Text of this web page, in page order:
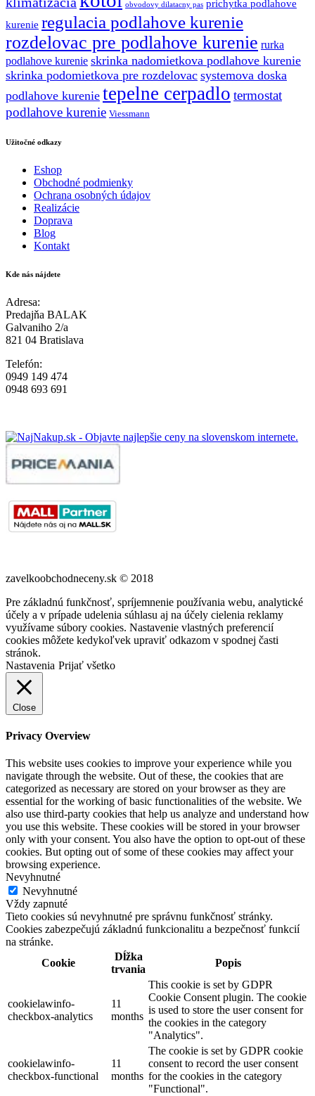
obvodovy dilatacny pas prichytka podlahove
kurenie regulacia podlahove kurenie
rozdelovac pre podlahove kurenie rurka
podlahove kurenie skrinka nadomietkova podlahove kurenie
skrinka podomietkova pre rozdelovac systemova doska
podlahove kurenie tepelne cerpadlo termostat
podlahove kurenie Viessmann
Užitočné odkazy
Eshop
Obchodné podmienky
Ochrana osobných údajov
Realizácie
Doprava
Blog
Kontakt
Kde nás nájdete
Adresa:
Predajňa BALAK
Galvaniho 2/a
821 04 Bratislava
Telefón:
0949 149 474
0948 693 691
zavelkoobchodneceny.sk © 2018
Pre základnú funkčnosť, spríjemnenie používania webu, analytické
účely a v prípade udelenia súhlasu aj na účely cielenia reklamy
využívame súbory cookies. Nastavenie vlastných preferencií
cookies môžete kedykoľvek upraviť odkazom v spodnej časti
stránok.
Nastavenia Prijať všetko
Close
Privacy Overview
This website uses cookies to improve your experience while you
navigate through the website. Out of these, the cookies that are
categorized as necessary are stored on your browser as they are
essential for the working of basic functionalities of the website. We
also use third-party cookies that help us analyze and understand how
you use this website. These cookies will be stored in your browser
only with your consent. You also have the option to opt-out of these
cookies. But opting out of some of these cookies may affect your
browsing experience.
Nevyhnutné
Nevyhnutné
Vždy zapnuté
Tieto cookies sú nevyhnutné pre správnu funkčnosť stránky.
Cookies zabezpečujú základnú funkcionalitu a bezpečnosť funkcií
na stránke.
Cookie
Dĺžka
trvania
Popis
cookielawinfo-
checkbox-analytics
11
months
This cookie is set by GDPR
Cookie Consent plugin. The cookie
is used to store the user consent for
the cookies in the category
"Analytics".
cookielawinfo-
checkbox-functional
11
months
The cookie is set by GDPR cookie
consent to record the user consent
for the cookies in the category
"Functional".